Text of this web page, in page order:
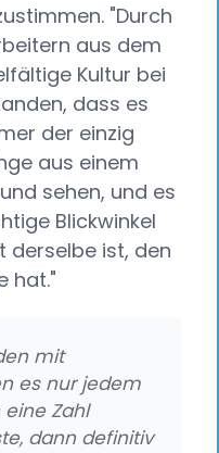
"Durch
aus dem
Kultur bei
dass es
der einzig
aus einem
sehen, und es
Blickwinkel
derselbe ist, den
hat."
mit
es nur jedem
Zahl
dann definitiv